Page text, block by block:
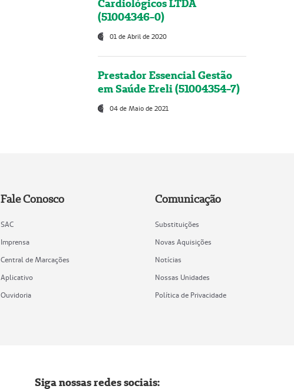
Cardiológicos LTDA
(51004346-0)
01 de Abril de 2020
Prestador Essencial Gestão
em Saúde Ereli (51004354-7)
04 de Maio de 2021
Fale Conosco
SAC
Imprensa
Central de Marcações
Aplicativo
Ouvidoria
Comunicação
Substituições
Novas Aquisições
Notícias
Nossas Unidades
Política de Privacidade
Siga nossas redes sociais: